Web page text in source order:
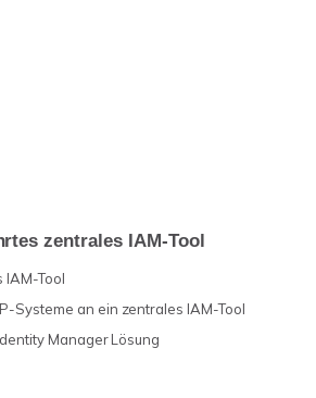
zentrales IAM-Tool
IAM-Tool
Systeme an ein zentrales IAM-Tool
Manager Lösung